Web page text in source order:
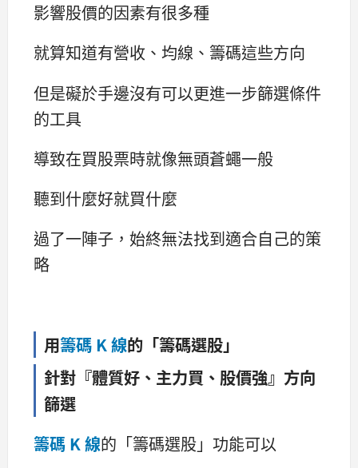
影響股價的因素有很多種
就算知道有營收、均線、籌碼這些方向
但是礙於手邊沒有可以更進一步篩選條件
的工具
導致在買股票時就像無頭蒼蠅一般
聽到什麼好就買什麼
過了一陣子，始終無法找到適合自己的策
略
用籌碼 K 線的「籌碼選股」
針對『體質好、主力買、股價強』方向
篩選
籌碼 K 線的「籌碼選股」功能可以